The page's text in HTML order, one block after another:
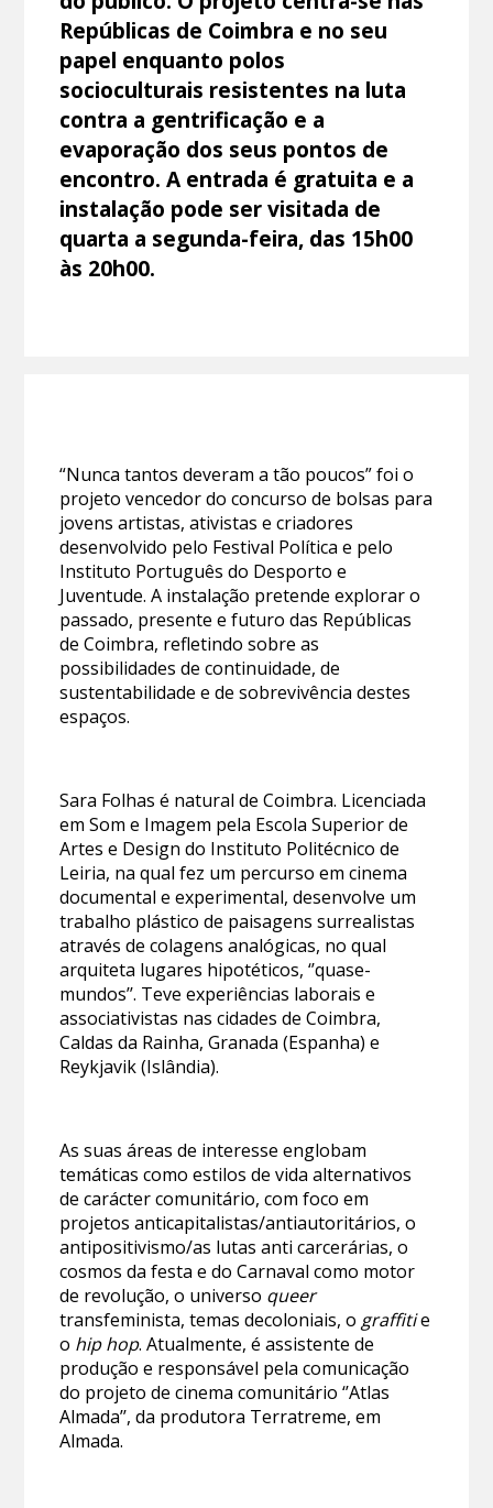
Repúblicas de Coimbra e no seu
papel enquanto polos
socioculturais resistentes na luta
contra a gentrificação e a
evaporação dos seus pontos de
encontro. A entrada é gratuita e a
instalação pode ser visitada de
quarta a segunda-feira, das 15h00
às 20h00.
“Nunca tantos deveram a tão poucos” foi o
projeto vencedor do concurso de bolsas para
jovens artistas, ativistas e criadores
desenvolvido pelo Festival Política e pelo
Instituto Português do Desporto e
Juventude. A instalação pretende explorar o
passado, presente e futuro das Repúblicas
de Coimbra, refletindo sobre as
possibilidades de continuidade, de
sustentabilidade e de sobrevivência destes
espaços.
Sara Folhas é natural de Coimbra. Licenciada
em Som e Imagem pela Escola Superior de
Artes e Design do Instituto Politécnico de
Leiria, na qual fez um percurso em cinema
documental e experimental, desenvolve um
trabalho plástico de paisagens surrealistas
através de colagens analógicas, no qual
arquiteta lugares hipotéticos, ‘’quase-
mundos’’. Teve experiências laborais e
associativistas nas cidades de Coimbra,
Caldas da Rainha, Granada (Espanha) e
Reykjavik (Islândia).
As suas áreas de interesse englobam
temáticas como estilos de vida alternativos
de carácter comunitário, com foco em
projetos anticapitalistas/antiautoritários, o
antipositivismo/as lutas anti carcerárias, o
cosmos da festa e do Carnaval como motor
de revolução, o universo queer
transfeminista, temas decoloniais, o graffitie
o hip hop. Atualmente, é assistente de
produção e responsável pela comunicação
do projeto de cinema comunitário ‘’Atlas
Almada’’, da produtora Terratreme, em
Almada.